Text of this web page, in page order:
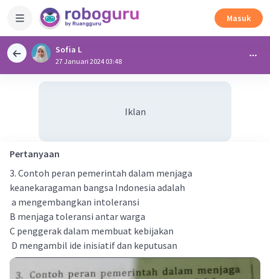
Masuk
Sofia L
27 Januari 2024 03:48
Iklan
Pertanyaan
3. Contoh peran pemerintah dalam menjaga
keanekaragaman bangsa Indonesia adalah
a mengembangkan intoleransi
B menjaga toleransi antar warga
C penggerak dalam membuat kebijakan
D mengambil ide inisiatif dan keputusan